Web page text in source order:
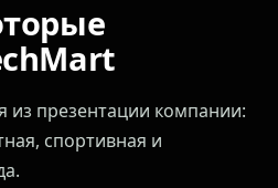
из презентации компании:
спортивная и